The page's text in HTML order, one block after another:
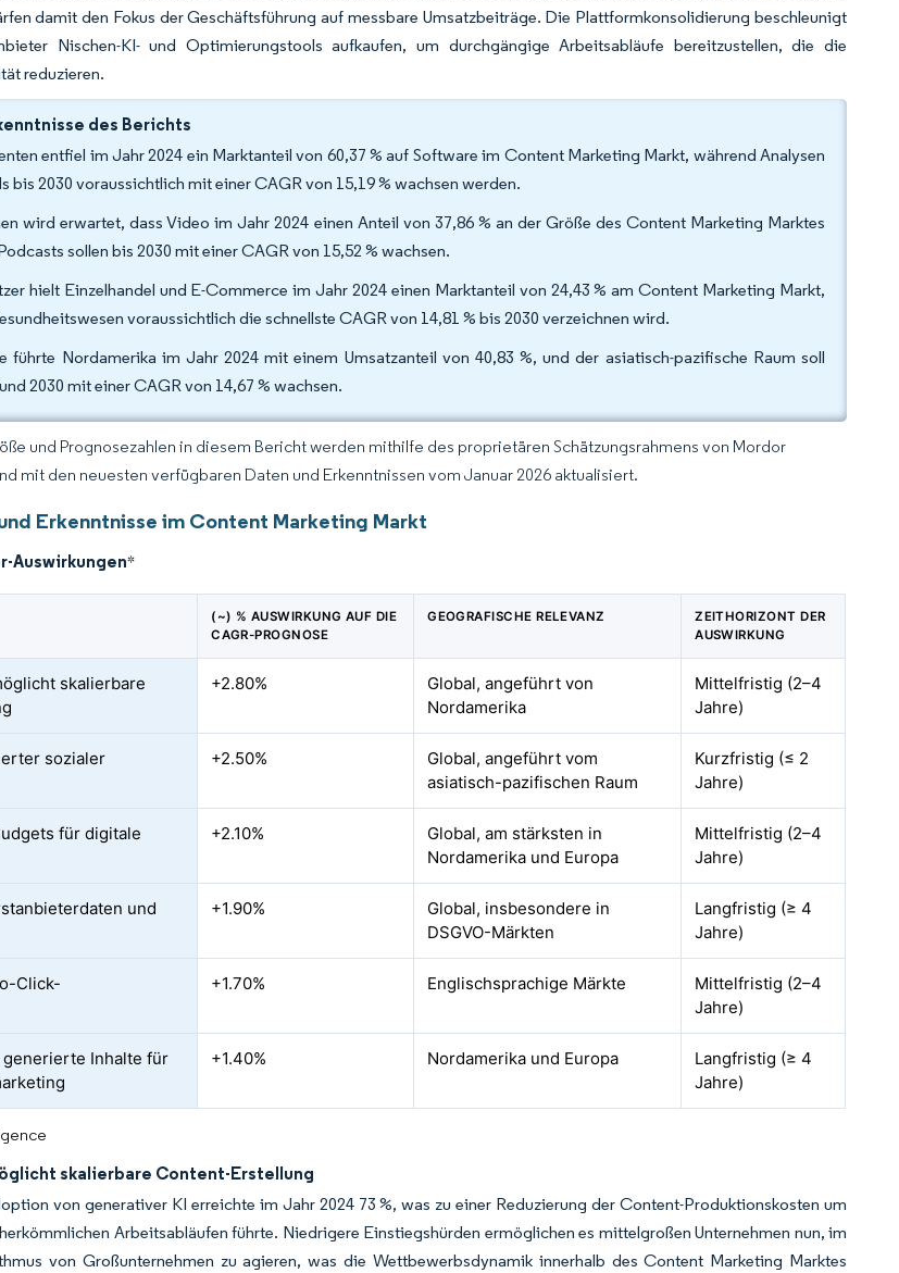
damit den Fokus der Geschäftsführung auf messbare Umsatzbeiträge. Die Plattformkonsolidierung beschleunigt
Nischen-KI- und Optimierungstools aufkaufen, um durchgängige Arbeitsabläufe bereitzustellen, die die
reduzieren.
des Berichts
entfiel im Jahr 2024 ein Marktanteil von 60,37 % auf Software im Content Marketing Markt, während Analysen
bis 2030 voraussichtlich mit einer CAGR von 15,19 % wachsen werden.
wird erwartet, dass Video im Jahr 2024 einen Anteil von 37,86 % an der Größe des Content Marketing Marktes
sollen bis 2030 mit einer CAGR von 15,52 % wachsen.
hielt Einzelhandel und E-Commerce im Jahr 2024 einen Marktanteil von 24,43 % am Content Marketing Markt,
voraussichtlich die schnellste CAGR von 14,81 % bis 2030 verzeichnen wird.
führte Nordamerika im Jahr 2024 mit einem Umsatzanteil von 40,83 %, und der asiatisch-pazifische Raum soll
2030 mit einer CAGR von 14,67 % wachsen.
und Prognosezahlen in diesem Bericht werden mithilfe des proprietären Schätzungsrahmens von Mordor
mit den neuesten verfügbaren Daten und Erkenntnissen vom Januar 2026 aktualisiert.
Erkenntnisse im Content Marketing Markt
Auswirkungen*
(~) % AUSWIRKUNG AUF DIE
CAGR-PROGNOSE
GEOGRAFISCHE RELEVANZ
ZEITHORIZONT DER
AUSWIRKUNG
skalierbare
+2.80%
Global, angeführt von
Nordamerika
Mittelfristig (2–4
Jahre)
sozialer
+2.50%
Global, angeführt vom
asiatisch-pazifischen Raum
Kurzfristig (≤ 2
Jahre)
für digitale
+2.10%
Global, am stärksten in
Nordamerika und Europa
Mittelfristig (2–4
Jahre)
und
+1.90%
Global, insbesondere in
DSGVO-Märkten
Langfristig (≥ 4
Jahre)
Click-
+1.70% Englischsprachige Märkte
Mittelfristig (2–4
Jahre)
Inhalte für
+1.40% Nordamerika und Europa
Langfristig (≥ 4
Jahre)
skalierbare Content-Erstellung
von generativer KI erreichte im Jahr 2024 73 %, was zu einer Reduzierung der Content-Produktionskosten um
Arbeitsabläufen führte. Niedrigere Einstiegshürden ermöglichen es mittelgroßen Unternehmen nun, im
von Großunternehmen zu agieren, was die Wettbewerbsdynamik innerhalb des Content Marketing Marktes